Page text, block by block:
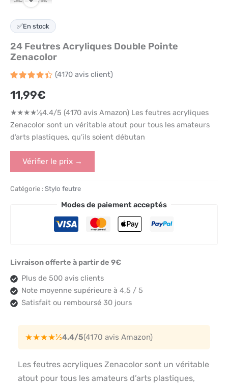
✅En stock
24 Feutres Acryliques Double Pointe
Zenacolor
sur 5
basé
notations
client
(4170avis client)
11,99€
★★★★½4.4/5 (4170 avis Amazon) Les feutres acryliques
Zenacolor sont un véritable atout pour tous les amateurs
d’arts plastiques, qu’ils soient débutan
Vérifier le prix →
Catégorie : Stylo feutre
Modes de paiement acceptés
Livraison offerte à partir de 9€
Plus de 500 avis clients
Note moyenne supérieure à 4,5 / 5
Satisfait ou remboursé 30 jours
★★★★½4.4/5(4170 avis Amazon)
Les feutres acryliques Zenacolor sont un véritable
atout pour tous les amateurs d’arts plastiques,